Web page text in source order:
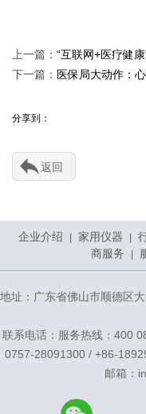
上一篇： “互联网+医疗健
下一篇： 医保局大动作：
分享到：
返回
企业介绍 家用仪器
商服务
地址：广东省佛山市顺德区
联系电话：服务热线：400
0757-28091300 / +86-
邮箱：